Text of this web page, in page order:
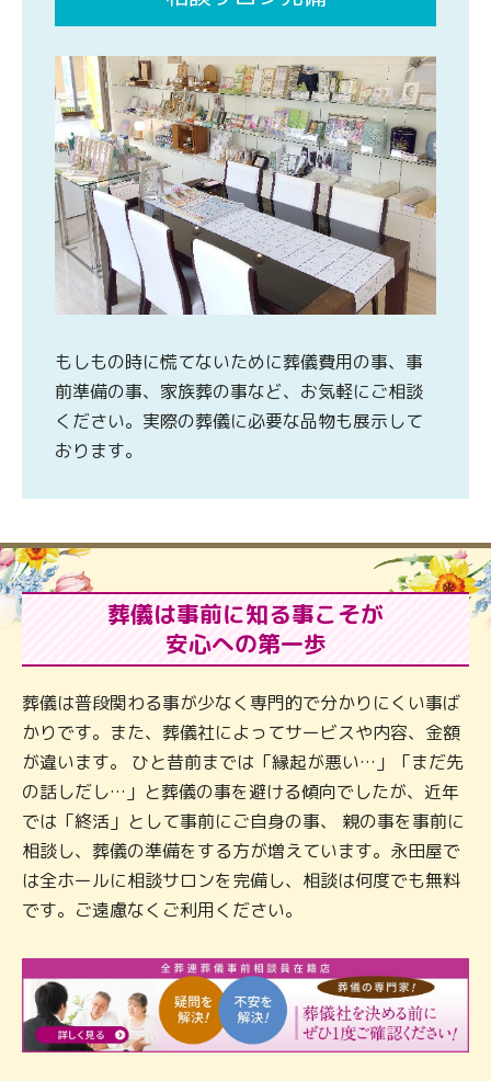
もしもの時に慌てないために葬儀費用の事、事
前準備の事、家族葬の事など、お気軽にご相談
ください。実際の葬儀に必要な品物も展示して
おります。
葬儀は事前に知る事こそが
安心への第一歩
葬儀は普段関わる事が少なく専門的で分かりにくい事ば
かりです。また、葬儀社によってサービスや内容、金額
が違います。 ひと昔前までは「縁起が悪い…」「まだ先
の話しだし…」と葬儀の事を避ける傾向でしたが、近年
では「終活」として事前にご自身の事、 親の事を事前に
相談し、葬儀の準備をする方が増えています。永田屋で
は全ホールに相談サロンを完備し、相談は何度でも無料
です。ご遠慮なくご利用ください。